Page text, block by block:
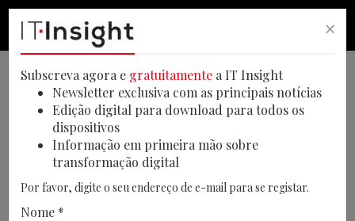
Relatório revela adoção
crescente de IA no setor
industrial
×
Subscreva agora e gratuitamente a IT Insight
Newsletter exclusiva com as principais notícias
Edição digital para download para todos os
dispositivos
Informação em primeira mão sobre
transformação digital
Por favor, digite o seu endereço de e-mail para se registar.
Nome *